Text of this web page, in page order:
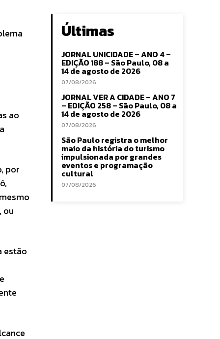
ao
por
ou
estão
Últimas
JORNAL UNICIDADE – ANO 4 –
EDIÇÃO 188 – São Paulo, 08 a
14 de agosto de 2026
07/08/2026
JORNAL VER A CIDADE – ANO 7
– EDIÇÃO 258 – São Paulo, 08 a
14 de agosto de 2026
07/08/2026
São Paulo registra o melhor
maio da história do turismo
impulsionada por grandes
eventos e programação
cultural
07/08/2026